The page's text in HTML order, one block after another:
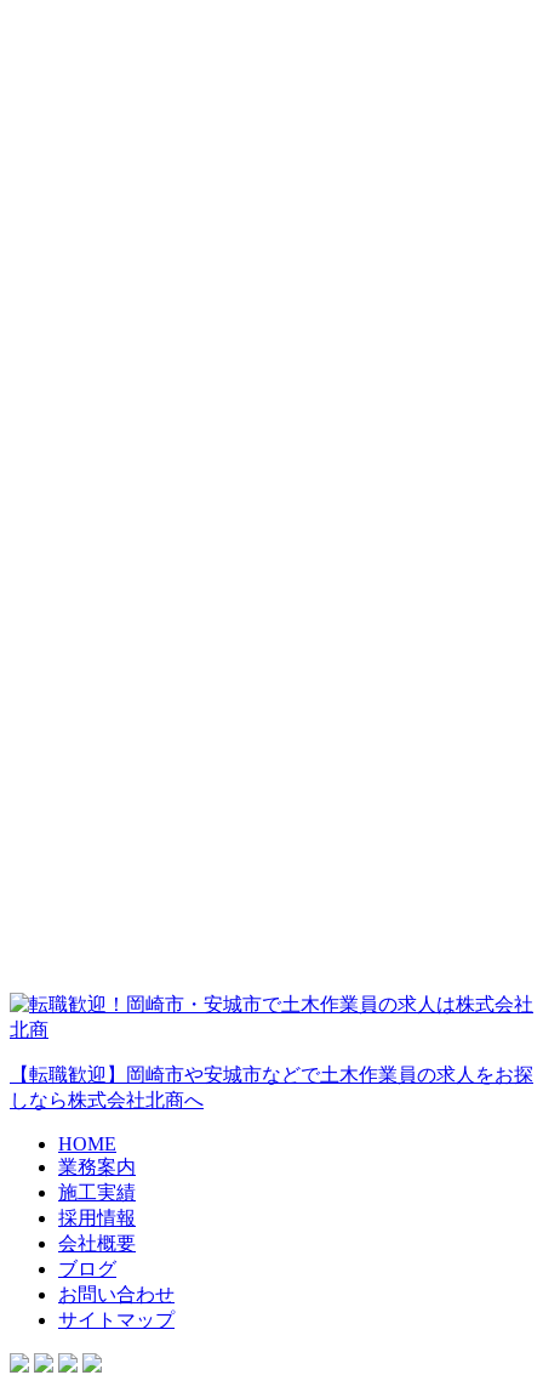
【転職歓迎】岡崎市や安城市などで土木作業員の求人をお探
しなら株式会社北商へ
HOME
業務案内
施工実績
採用情報
会社概要
ブログ
お問い合わせ
サイトマップ